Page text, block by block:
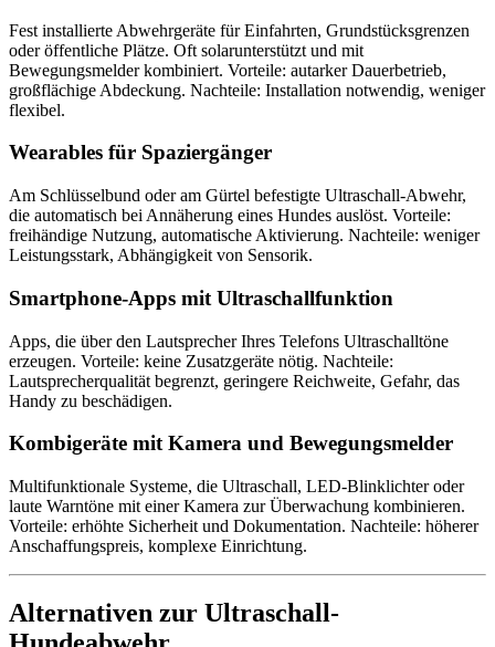
Fest installierte Abwehrgeräte für Einfahrten, Grundstücksgrenzen
oder öffentliche Plätze. Oft solarunterstützt und mit
Bewegungsmelder kombiniert. Vorteile: autarker Dauerbetrieb,
großflächige Abdeckung. Nachteile: Installation notwendig, weniger
flexibel.
Wearables für Spaziergänger
Am Schlüsselbund oder am Gürtel befestigte Ultraschall-Abwehr,
die automatisch bei Annäherung eines Hundes auslöst. Vorteile:
freihändige Nutzung, automatische Aktivierung. Nachteile: weniger
Leistungsstark, Abhängigkeit von Sensorik.
Smartphone-Apps mit Ultraschallfunktion
Apps, die über den Lautsprecher Ihres Telefons Ultraschalltöne
erzeugen. Vorteile: keine Zusatzgeräte nötig. Nachteile:
Lautsprecherqualität begrenzt, geringere Reichweite, Gefahr, das
Handy zu beschädigen.
Kombigeräte mit Kamera und Bewegungsmelder
Multifunktionale Systeme, die Ultraschall, LED-Blinklichter oder
laute Warntöne mit einer Kamera zur Überwachung kombinieren.
Vorteile: erhöhte Sicherheit und Dokumentation. Nachteile: höherer
Anschaffungspreis, komplexe Einrichtung.
Alternativen zur Ultraschall-